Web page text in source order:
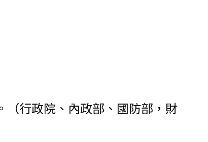
（行政院、內政部、國防部，財